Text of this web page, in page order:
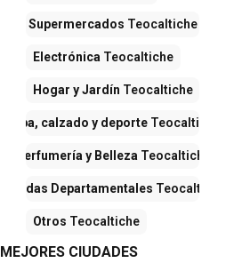
Supermercados Teocaltiche
Electrónica Teocaltiche
Hogar y Jardín Teocaltiche
Ropa, calzado y deporte Teocaltiche
Perfumería y Belleza Teocaltiche
Tiendas Departamentales Teocaltiche
Otros Teocaltiche
MEJORES CIUDADES